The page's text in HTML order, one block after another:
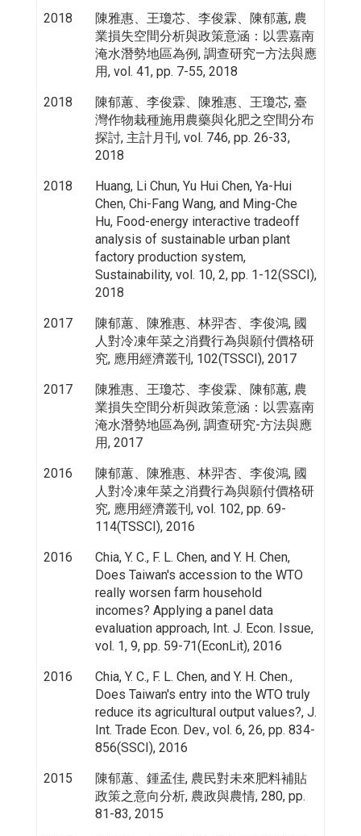
2018
陳雅惠、王瓊芯、李俊霖、陳郁蕙, 農
業損失空間分析與政策意涵：以雲嘉南
淹水潛勢地區為例, 調查研究—方法與應
用, vol. 41, pp. 7-55, 2018
2018
陳郁蕙、李俊霖、陳雅惠、王瓊芯, 臺
灣作物栽種施用農藥與化肥之空間分布
探討, 主計月刊, vol. 746, pp. 26-33,
2018
2018
Huang, Li Chun, Yu Hui Chen, Ya-Hui
Chen, Chi-Fang Wang, and Ming-Che
Hu, Food-energy interactive tradeoff
analysis of sustainable urban plant
factory production system,
Sustainability, vol. 10, 2, pp. 1-12(SSCI),
2018
2017
陳郁蕙、陳雅惠、林羿杏、李俊鴻, 國
人對冷凍年菜之消費行為與願付價格研
究, 應用經濟叢刊, 102(TSSCI), 2017
2017
陳雅惠、王瓊芯、李俊霖、陳郁蕙, 農
業損失空間分析與政策意涵：以雲嘉南
淹水潛勢地區為例, 調查研究-方法與應
用, 2017
2016
陳郁蕙、陳雅惠、林羿杏、李俊鴻, 國
人對冷凍年菜之消費行為與願付價格研
究, 應用經濟叢刊, vol. 102, pp. 69-
114(TSSCI), 2016
2016
Chia, Y. C., F. L. Chen, and Y. H. Chen,
Does Taiwan's accession to the WTO
really worsen farm household
incomes? Applying a panel data
evaluation approach, Int. J. Econ. Issue,
vol. 1, 9, pp. 59-71(EconLit), 2016
2016
Chia, Y. C., F. L. Chen, and Y. H. Chen.,
Does Taiwan's entry into the WTO truly
reduce its agricultural output values?, J.
Int. Trade Econ. Dev., vol. 6, 26, pp. 834-
856(SSCI), 2016
2015
陳郁蕙、鍾孟佳, 農民對未來肥料補貼
政策之意向分析, 農政與農情, 280, pp.
81-83, 2015